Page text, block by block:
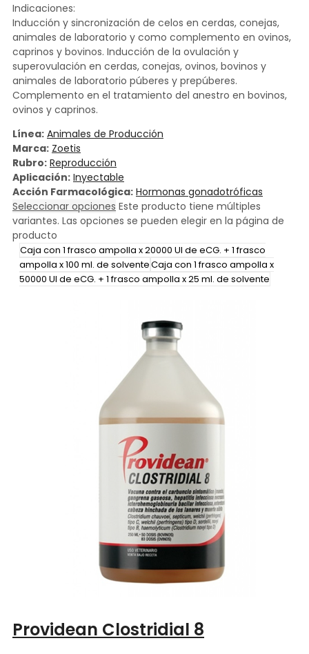
Indicaciones:
Inducción y sincronización de celos en cerdas, conejas,
animales de laboratorio y como complemento en ovinos,
caprinos y bovinos. Inducción de la ovulación y
superovulación en cerdas, conejas, ovinos, bovinos y
animales de laboratorio púberes y prepúberes.
Complemento en el tratamiento del anestro en bovinos,
ovinos y caprinos.
Línea: Animales de Producción
Marca: Zoetis
Rubro: Reproducción
Aplicación: Inyectable
Acción Farmacológica: Hormonas gonadotróficas
Seleccionar opciones Este producto tiene múltiples
variantes. Las opciones se pueden elegir en la página de
producto
Caja con 1 frasco ampolla x 20000 UI de eCG. + 1 frasco
ampolla x 100 ml. de solventeCaja con 1 frasco ampolla x
50000 UI de eCG. + 1 frasco ampolla x 25 ml. de solvente
Providean Clostridial 8